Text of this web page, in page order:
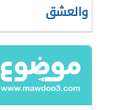
والعشق